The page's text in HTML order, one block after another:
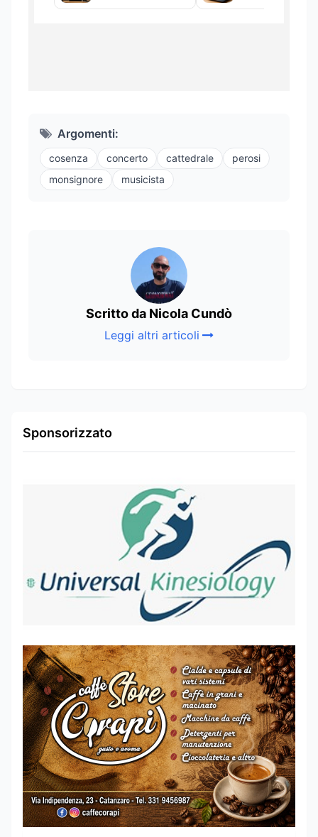
Argomenti:
cosenza concerto cattedrale
perosi
monsignore
musicista
Scritto da Nicola Cundò
Leggi altri articoli
Sponsorizzato